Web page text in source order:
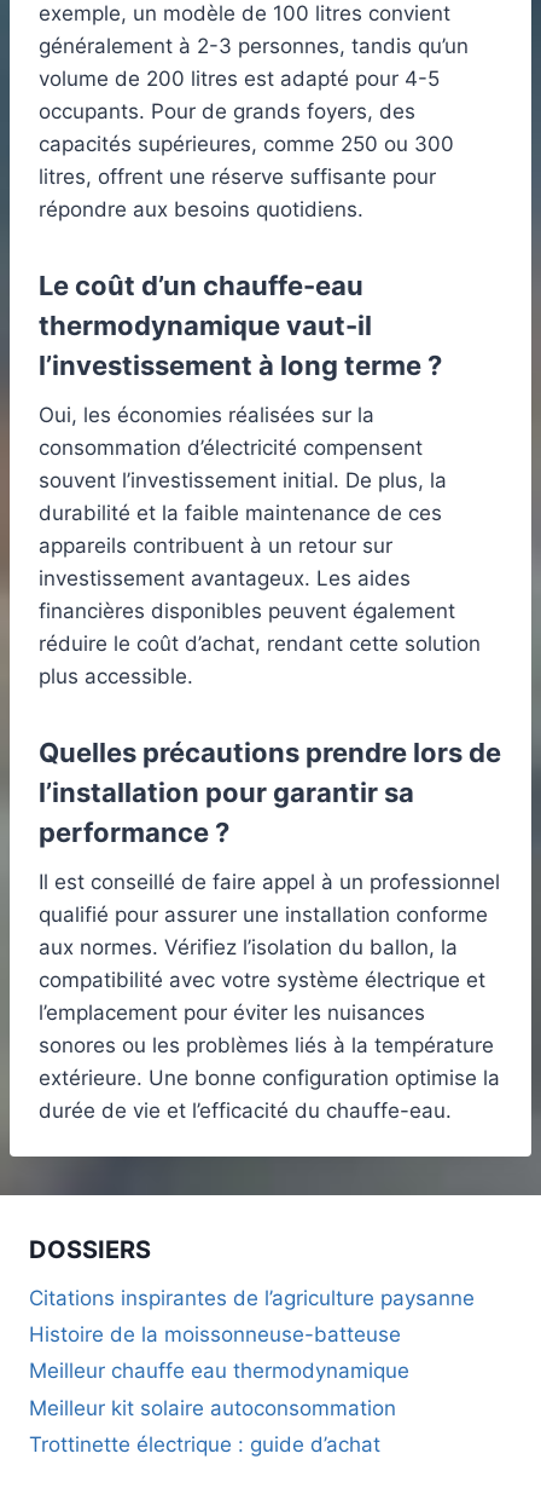
exemple, un modèle de 100 litres convient
généralement à 2-3 personnes, tandis qu’un
volume de 200 litres est adapté pour 4-5
occupants. Pour de grands foyers, des
capacités supérieures, comme 250 ou 300
litres, offrent une réserve suffisante pour
répondre aux besoins quotidiens.
Le coût d’un chauffe-eau
thermodynamique vaut-il
l’investissement à long terme ?
Oui, les économies réalisées sur la
consommation d’électricité compensent
souvent l’investissement initial. De plus, la
durabilité et la faible maintenance de ces
appareils contribuent à un retour sur
investissement avantageux. Les aides
financières disponibles peuvent également
réduire le coût d’achat, rendant cette solution
plus accessible.
Quelles précautions prendre lors de
l’installation pour garantir sa
performance ?
Il est conseillé de faire appel à un professionnel
qualifié pour assurer une installation conforme
aux normes. Vérifiez l’isolation du ballon, la
compatibilité avec votre système électrique et
l’emplacement pour éviter les nuisances
sonores ou les problèmes liés à la température
extérieure. Une bonne configuration optimise la
durée de vie et l’efficacité du chauffe-eau.
DOSSIERS
Citations inspirantes de l’agriculture paysanne
Histoire de la moissonneuse-batteuse
Meilleur chauffe eau thermodynamique
Meilleur kit solaire autoconsommation
Trottinette électrique : guide d’achat